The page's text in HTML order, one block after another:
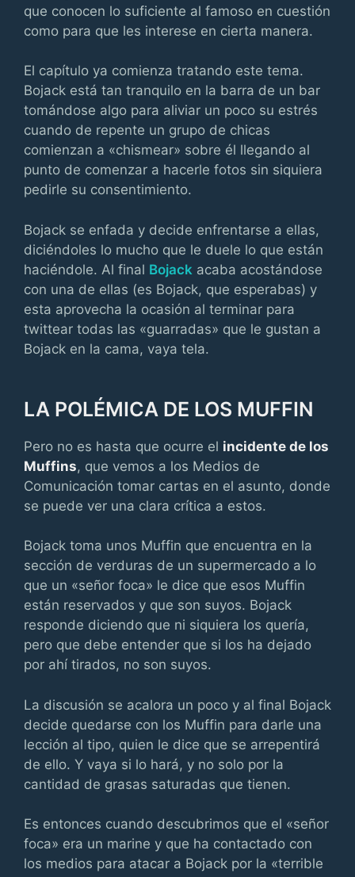
que conocen lo suficiente al famoso en cuestión
como para que les interese en cierta manera.
El capítulo ya comienza tratando este tema.
Bojack está tan tranquilo en la barra de un bar
tomándose algo para aliviar un poco su estrés
cuando de repente un grupo de chicas
comienzan a «chismear» sobre él llegando al
punto de comenzar a hacerle fotos sin siquiera
pedirle su consentimiento.
Bojack se enfada y decide enfrentarse a ellas,
diciéndoles lo mucho que le duele lo que están
haciéndole. Al final Bojack acaba acostándose
con una de ellas (es Bojack, que esperabas) y
esta aprovecha la ocasión al terminar para
twittear todas las «guarradas» que le gustan a
Bojack en la cama, vaya tela.
LA POLÉMICA DE LOS MUFFIN
Pero no es hasta que ocurre el incidente de los
Muffins, que vemos a los Medios de
Comunicación tomar cartas en el asunto, donde
se puede ver una clara crítica a estos.
Bojack toma unos Muffin que encuentra en la
sección de verduras de un supermercado a lo
que un «señor foca» le dice que esos Muffin
están reservados y que son suyos. Bojack
responde diciendo que ni siquiera los quería,
pero que debe entender que si los ha dejado
por ahí tirados, no son suyos.
La discusión se acalora un poco y al final Bojack
decide quedarse con los Muffin para darle una
lección al tipo, quien le dice que se arrepentirá
de ello. Y vaya si lo hará, y no solo por la
cantidad de grasas saturadas que tienen.
Es entonces cuando descubrimos que el «señor
foca» era un marine y que ha contactado con
los medios para atacar a Bojack por la «terrible